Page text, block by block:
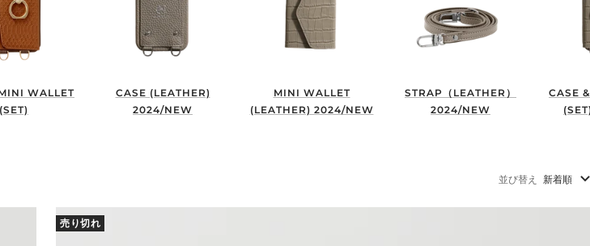
WALLET
(SET)
CASE (LEATHER)
2024/NEW
MINI WALLET
(LEATHER) 2024/NEW
STRAP（LEATHER）
2024/NEW
CASE
並び替え 新着順
売り切れ